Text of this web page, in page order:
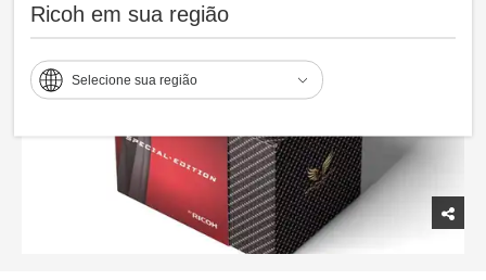
Ricoh em sua região
Selecione sua região